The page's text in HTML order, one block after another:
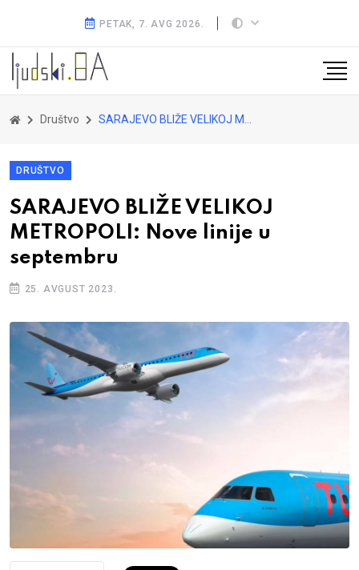
PETAK, 7. AVG 2026.
Društvo SARAJEVO BLIŽE VELIKOJ METROPOLI: Nove linije u septembru
DRUŠTVO
SARAJEVO BLIŽE VELIKOJ
METROPOLI: Nove linije u
septembru
25. AVGUST 2023.